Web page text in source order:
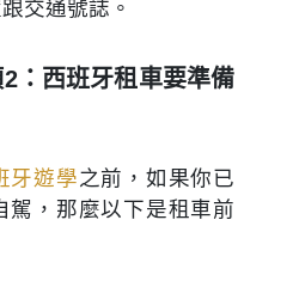
交通號誌。
：西班牙租車要準備
牙遊學之前，如果你已
駕，那麼以下是租車前